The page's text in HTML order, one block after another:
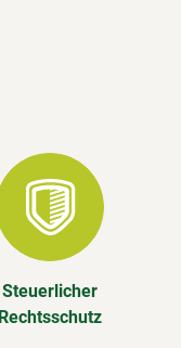
Steuerlicher
Rechtsschutz